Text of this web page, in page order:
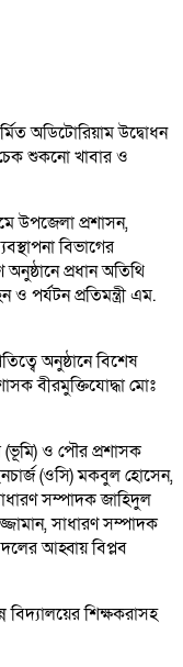
অডিটোরিয়াম উদ্বোধন
চেক শুকনো খাবার ও
উপজেলা প্রশাসন,
বিভাগের
প্রধান অতিথি
পর্যটন প্রতিমন্ত্রী এম.
অনুষ্ঠানে বিশেষ
বীরমুক্তিযোদ্ধা মোঃ
(ভূমি) ও পৌর প্রশাসক
(ওসি) মকবুল হোসেন,
সম্পাদক জাহিদুল
সাধারণ সম্পাদক
আহ্বায় বিপ্লব
বিদ্যালয়ের শিক্ষকরাসহ